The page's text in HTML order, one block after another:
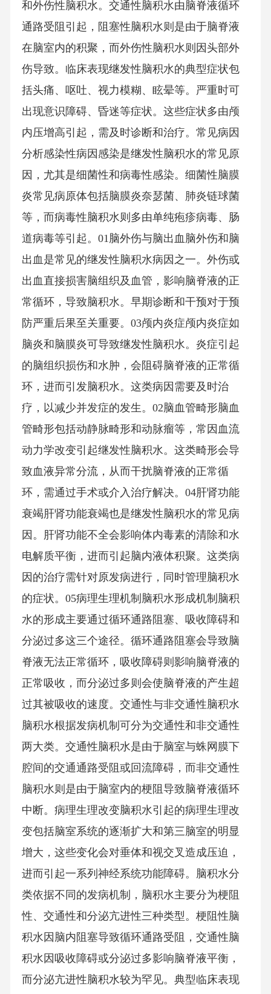
和外伤性脑积水。交通性脑积水由脑脊液循环
通路受阻引起，阻塞性脑积水则是由于脑脊液
在脑室内的积聚，而外伤性脑积水则因头部外
伤导致。临床表现继发性脑积水的典型症状包
括头痛、呕吐、视力模糊、眩晕等。严重时可
出现意识障碍、昏迷等症状。这些症状多由颅
内压增高引起，需及时诊断和治疗。常见病因
分析感染性病因感染是继发性脑积水的常见原
因，尤其是细菌性和病毒性感染。细菌性脑膜
炎常见病原体包括脑膜炎奈瑟菌、肺炎链球菌
等，而病毒性脑积水则多由单纯疱疹病毒、肠
道病毒等引起。01脑外伤与脑出血脑外伤和脑
出血是常见的继发性脑积水病因之一。外伤或
出血直接损害脑组织及血管，影响脑脊液的正
常循环，导致脑积水。早期诊断和干预对于预
防严重后果至关重要。03颅内炎症颅内炎症如
脑炎和脑膜炎可导致继发性脑积水。炎症引起
的脑组织损伤和水肿，会阻碍脑脊液的正常循
环，进而引发脑积水。这类病因需要及时治
疗，以减少并发症的发生。02脑血管畸形脑血
管畸形包括动静脉畸形和动脉瘤等，常因血流
动力学改变引起继发性脑积水。这类畸形会导
致血液异常分流，从而干扰脑脊液的正常循
环，需通过手术或介入治疗解决。04肝肾功能
衰竭肝肾功能衰竭也是继发性脑积水的常见病
因。肝肾功能不全会影响体内毒素的清除和水
电解质平衡，进而引起脑内液体积聚。这类病
因的治疗需针对原发病进行，同时管理脑积水
的症状。05病理生理机制脑积水形成机制脑积
水的形成主要通过循环通路阻塞、吸收障碍和
分泌过多这三个途径。循环通路阻塞会导致脑
脊液无法正常循环，吸收障碍则影响脑脊液的
正常吸收，而分泌过多则会使脑脊液的产生超
过其被吸收的速度。交通性与非交通性脑积水
脑积水根据发病机制可分为交通性和非交通性
两大类。交通性脑积水是由于脑室与蛛网膜下
腔间的交通通路受阻或回流障碍，而非交通性
脑积水则是由于脑室内的梗阻导致脑脊液循环
中断。病理生理改变脑积水引起的病理生理改
变包括脑室系统的逐渐扩大和第三脑室的明显
增大，这些变化会对垂体和视交叉造成压迫，
进而引起一系列神经系统功能障碍。脑积水分
类依据不同的发病机制，脑积水主要分为梗阻
性、交通性和分泌亢进性三种类型。梗阻性脑
积水因脑内阻塞导致循环通路受阻，交通性脑
积水因吸收障碍或分泌过多影响脑脊液平衡，
而分泌亢进性脑积水较为罕见。典型临床表现